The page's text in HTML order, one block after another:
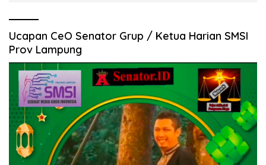
Ucapan CeO Senator Grup / Ketua Harian SMSI
Prov Lampung